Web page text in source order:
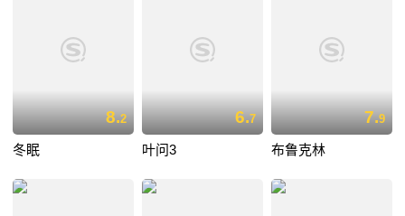
8.2
冬眠
6.7
叶问3
7.9
布鲁克林